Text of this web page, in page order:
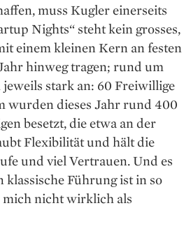
muss Kugler einerseits
Nights“ steht kein grosses,
einem kleinen Kern an festen
hinweg tragen; rund um
stark an: 60 Freiwillige
wurden ­dieses Jahr rund 400
besetzt, die etwa an der
Flexibilität und hält die
und viel Vertrauen. Und es
Führung ist in so
mich nicht wirklich als